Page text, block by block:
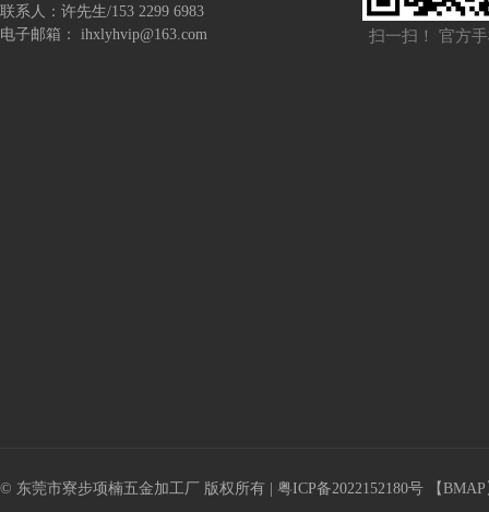
联系人： 许先生/153 2299 6983
电子邮箱：
ihxlyhvip@163.com 扫一扫！ 官方
© 东莞市寮步项楠五金加工厂 版权所有 | 粤ICP备2022152180号 【BMAP